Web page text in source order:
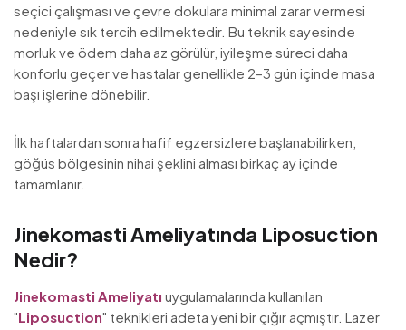
seçici çalışması ve çevre dokulara minimal zarar vermesi
nedeniyle sık tercih edilmektedir. Bu teknik sayesinde
morluk ve ödem daha az görülür, iyileşme süreci daha
konforlu geçer ve hastalar genellikle 2–3 gün içinde masa
başı işlerine dönebilir.
İlk haftalardan sonra hafif egzersizlere başlanabilirken,
göğüs bölgesinin nihai şeklini alması birkaç ay içinde
tamamlanır.
Jinekomasti Ameliyatında Liposuction
Nedir?
Jinekomasti Ameliyatı uygulamalarında kullanılan
"Liposuction" teknikleri adeta yeni bir çığır açmıştır. Lazer